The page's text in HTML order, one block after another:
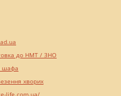
до НМТ / ЗНО
шафа
хворих
life.com.ua/